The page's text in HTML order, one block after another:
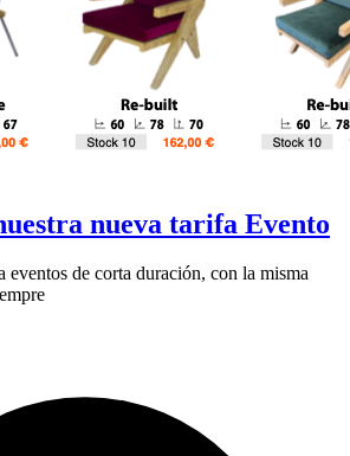
nueva tarifa Evento
eventos de corta duración, con la misma